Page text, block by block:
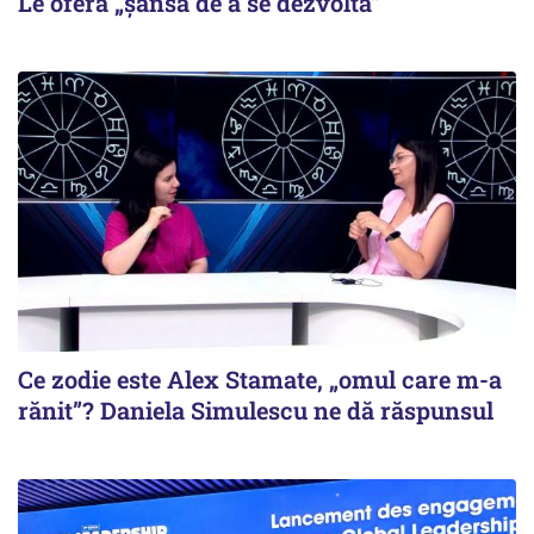
Ce zodie este Alex Stamate, „omul care m-a
rănit”? Daniela Simulescu ne dă răspunsul